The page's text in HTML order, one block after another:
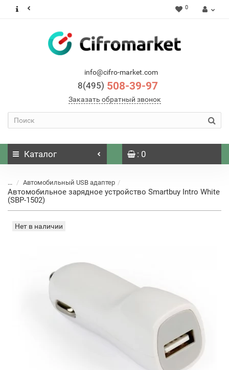
0
info@cifro-market.com
8(495) 508-39-97
Заказать обратный звонок
Каталог : 0
... Автомобильный USB адаптер
Автомобильное зарядное устройство Smartbuy Intro White
(SBP-1502)
Нет в наличии